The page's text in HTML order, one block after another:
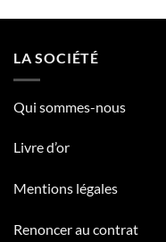
LA SOCIÉTÉ
Qui sommes-nous
Livre d’or
Mentions légales
Renoncer au contrat